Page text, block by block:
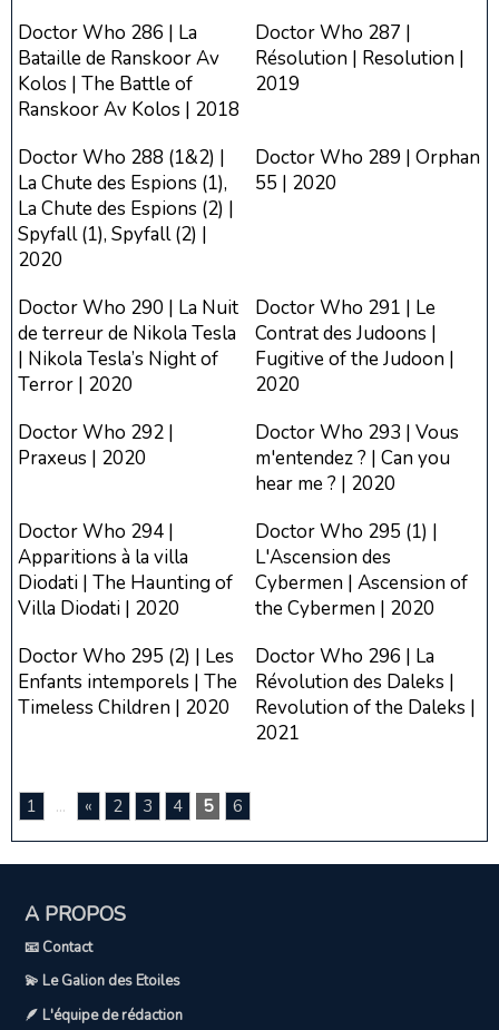
Doctor Who 286 | La
Bataille de Ranskoor Av
Kolos | The Battle of
Ranskoor Av Kolos | 2018
Doctor Who 287 |
Résolution | Resolution |
2019
Doctor Who 288 (1&2) |
La Chute des Espions (1),
La Chute des Espions (2) |
Spyfall (1), Spyfall (2) |
2020
Doctor Who 289 | Orphan
55 | 2020
Doctor Who 290 | La Nuit
de terreur de Nikola Tesla
| Nikola Tesla’s Night of
Terror | 2020
Doctor Who 291 | Le
Contrat des Judoons |
Fugitive of the Judoon |
2020
Doctor Who 292 |
Praxeus | 2020
Doctor Who 293 | Vous
m'entendez ? | Can you
hear me ? | 2020
Doctor Who 294 |
Apparitions à la villa
Diodati | The Haunting of
Villa Diodati | 2020
Doctor Who 295 (1) |
L'Ascension des
Cybermen | Ascension of
the Cybermen | 2020
Doctor Who 295 (2) | Les
Enfants intemporels | The
Timeless Children | 2020
Doctor Who 296 | La
Révolution des Daleks |
Revolution of the Daleks |
2021
1 ... « 2 3 4 5 6
A PROPOS
📧 Contact
💫 Le Galion des Etoiles
🪶 L'équipe de rédaction